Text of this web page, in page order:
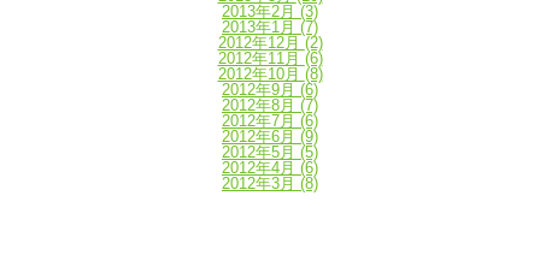
2013年2月 (3)
2013年1月 (7)
2012年12月 (2)
2012年11月 (6)
2012年10月 (8)
2012年9月 (6)
2012年8月 (7)
2012年7月 (6)
2012年6月 (9)
2012年5月 (5)
2012年4月 (6)
2012年3月 (8)